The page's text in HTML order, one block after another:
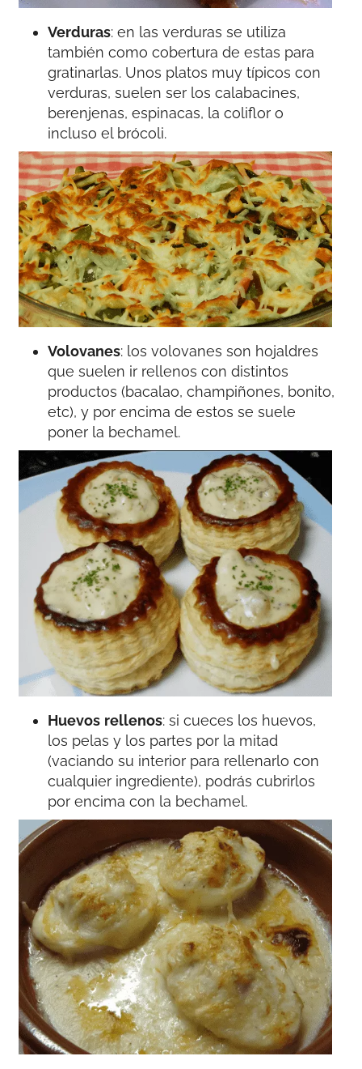
Verduras: en las verduras se utiliza
también como cobertura de estas para
gratinarlas. Unos platos muy típicos con
verduras, suelen ser los calabacines,
berenjenas, espinacas, la coliflor o
incluso el brócoli.
Volovanes: los volovanes son hojaldres
que suelen ir rellenos con distintos
productos (bacalao, champiñones, bonito,
etc), y por encima de estos se suele
poner la bechamel.
Huevos rellenos: si cueces los huevos,
los pelas y los partes por la mitad
(vaciando su interior para rellenarlo con
cualquier ingrediente), podrás cubrirlos
por encima con la bechamel.